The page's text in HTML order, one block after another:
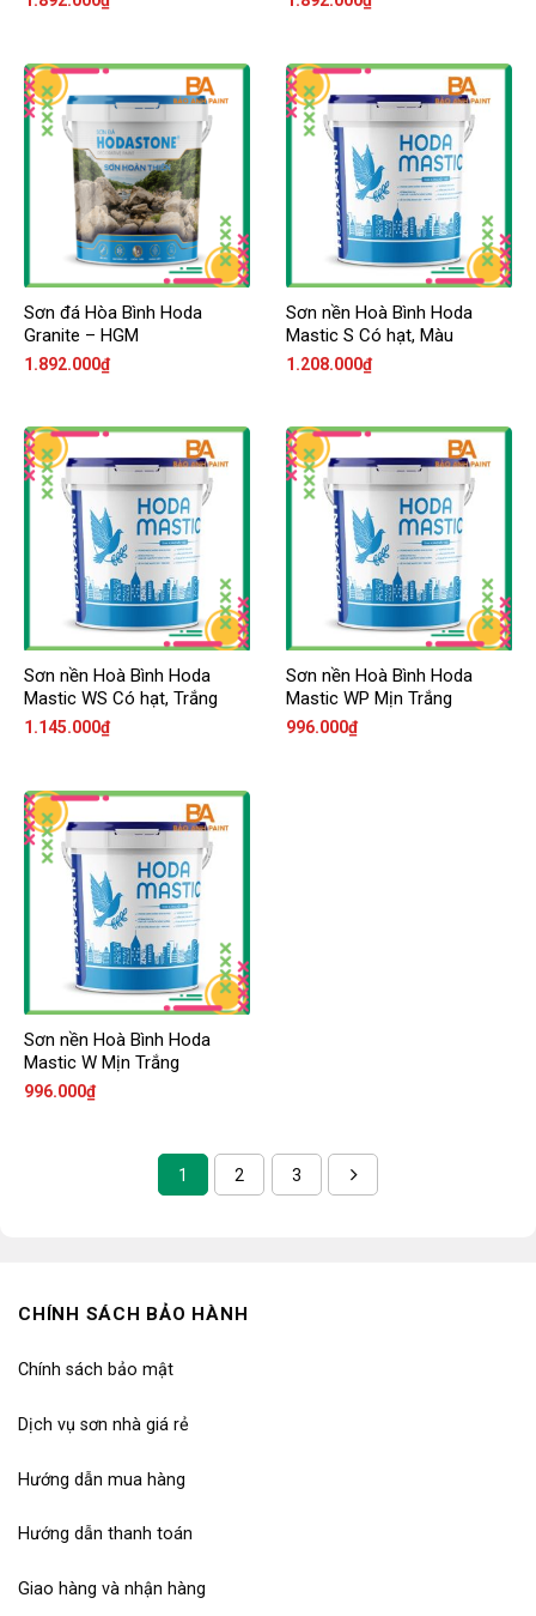
Sơn đá Hòa Bình Hoda
Granite – HGM
1.892.000₫
Sơn nền Hoà Bình Hoda
Mastic S Có hạt, Màu
1.208.000₫
Sơn nền Hoà Bình Hoda
Mastic WS Có hạt, Trắng
1.145.000₫
Sơn nền Hoà Bình Hoda
Mastic WP Mịn Trắng
996.000₫
Sơn nền Hoà Bình Hoda
Mastic W Mịn Trắng
996.000₫
1 2 3
CHÍNH SÁCH BẢO HÀNH
Chính sách bảo mật
Dịch vụ sơn nhà giá rẻ
Hướng dẫn mua hàng
Hướng dẫn thanh toán
Giao hàng và nhận hàng